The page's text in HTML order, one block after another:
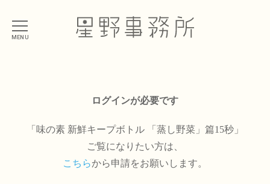
ログインが必要です
「味の素 新鮮キープボトル 「蒸し野菜」篇15秒」
ご覧になりたい方は、
こちらから申請をお願いします。
MENU